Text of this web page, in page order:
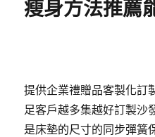
瘦身方法推薦
提供企業禮贈品客製化訂
足客戶越多集越好訂製沙
是床墊的尺寸的同步彈簧